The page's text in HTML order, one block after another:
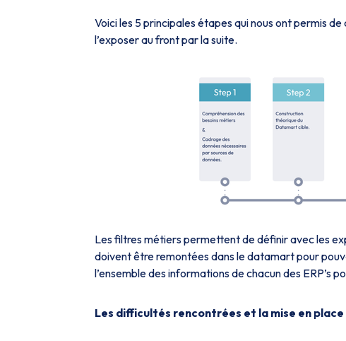
Voici les 5 principales étapes qui nous ont permis
l’exposer au front par la suite.
Les filtres métiers permettent de définir avec les
doivent être remontées dans le datamart pour
l’ensemble des informations de chacun des ERP’s
Les difficultés rencontrées et la mise en